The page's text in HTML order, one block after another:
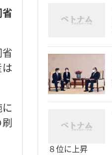
８位に上昇